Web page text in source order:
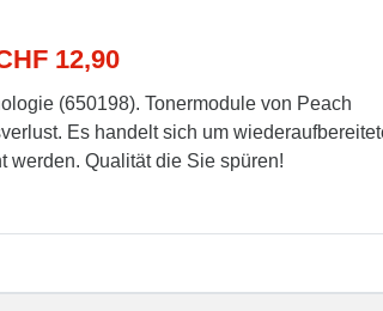
12,90
(650198). Tonermodule von Peach
Es handelt sich um
werden. Qualität die Sie spüren!